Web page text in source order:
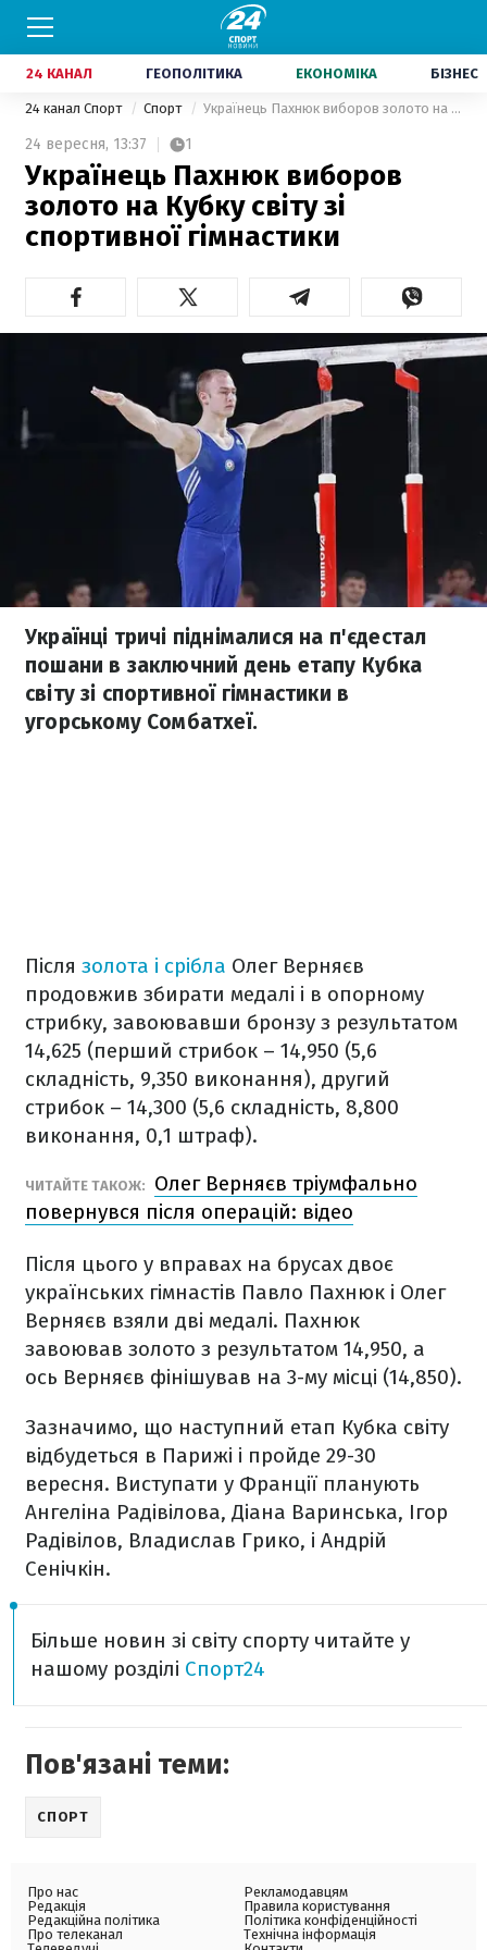
24 КАНАЛ ГЕОПОЛІТИКА ЕКОНОМІКА БІЗНЕС
24 канал Спорт Спорт Українець Пахнюк виборов золото на Кубку світу зі спортивної гімнастики
24 вересня, 13:37 1
Українець Пахнюк виборов
золото на Кубку світу зі
спортивної гімнастики
Українці тричі піднімалися на п'єдестал
пошани в заключний день етапу Кубка
світу зі спортивної гімнастики в
угорському Сомбатхеї.
Після золота і срібла Олег Верняєв
продовжив збирати медалі і в опорному
стрибку, завоювавши бронзу з результатом
14,625 (перший стрибок – 14,950 (5,6
складність, 9,350 виконання), другий
стрибок – 14,300 (5,6 складність, 8,800
виконання, 0,1 штраф).
ЧИТАЙТЕ ТАКОЖ:
Олег Верняєв тріумфально
повернувся після операцій: відео
Після цього у вправах на брусах двоє
українських гімнастів Павло Пахнюк і Олег
Верняєв взяли дві медалі. Пахнюк
завоював золото з результатом 14,950, а
ось Верняєв фінішував на 3-му місці (14,850).
Зазначимо, що наступний етап Кубка світу
відбудеться в Парижі і пройде 29-30
вересня. Виступати у Франції планують
Ангеліна Радівілова, Діана Варинська, Ігор
Радівілов, Владислав Грико, і Андрій
Сенічкін.
Більше новин зі світу спорту читайте у
нашому розділі Спорт24
Пов'язані теми:
СПОРТ
Про нас
Редакція
Редакційна політика
Про телеканал
Рекламодавцям
Правила користування
Політика конфіденційності
Технічна інформація